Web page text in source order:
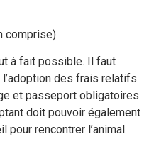
comprise)
à fait possible. Il faut
des frais relatifs
et passeport obligatoires
doit pouvoir également
pour rencontrer l’animal.